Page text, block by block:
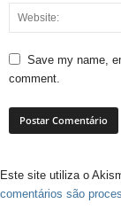
Save my name,
comment.
Este site utiliza o
comentários são